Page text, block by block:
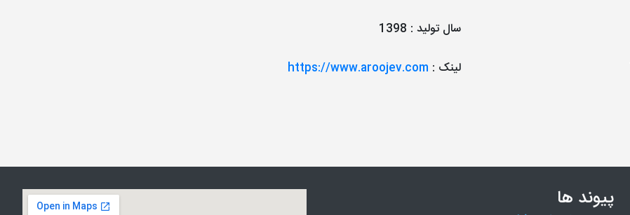
سال تولید :
1398
لینک :
https://www.aroojev.com
پیوند ها